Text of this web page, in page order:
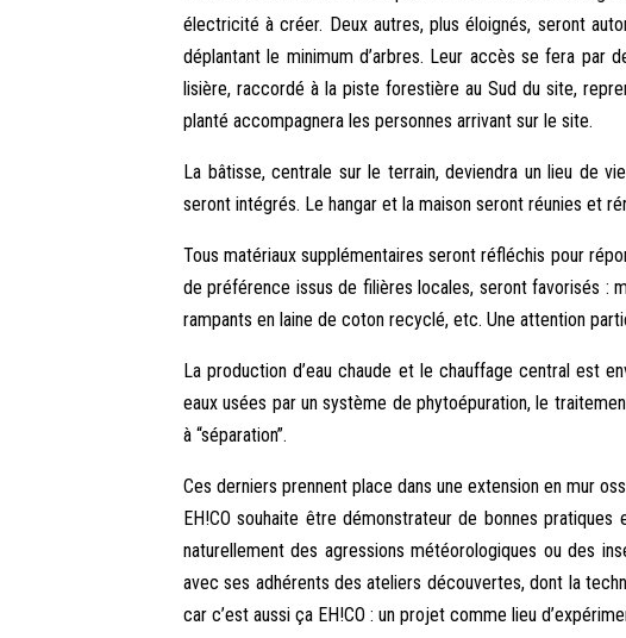
électricité à créer. Deux autres, plus éloignés, seront
déplantant le minimum d’arbres. Leur accès se fera par
lisière, raccordé à la piste forestière au Sud du site,
planté accompagnera les personnes arrivant sur le site.
La bâtisse, centrale sur le terrain, deviendra un lieu de
seront intégrés. Le hangar et la maison seront réunies et
Tous matériaux supplémentaires seront réfléchis pour
de préférence issus de filières locales, seront favorisés :
rampants en laine de coton recyclé, etc. Une attention
La production d’eau chaude et le chauffage central est
eaux usées par un système de phytoépuration, le
à “séparation”.
Ces derniers prennent place dans une extension en mur
EH!CO souhaite être démonstrateur de bonnes
naturellement des agressions météorologiques ou des
avec ses adhérents des ateliers découvertes, dont la
car c’est aussi ça EH!CO : un projet comme lieu